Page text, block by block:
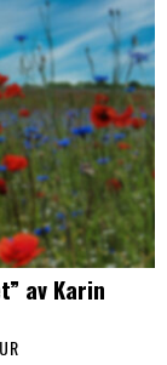
av Karin